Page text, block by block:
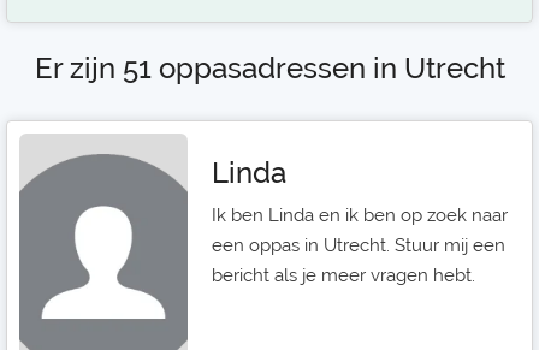
Er zijn 51 oppasadressen in Utrecht
Linda
Ik ben Linda en ik ben op zoek naar
een oppas in Utrecht. Stuur mij een
bericht als je meer vragen hebt.